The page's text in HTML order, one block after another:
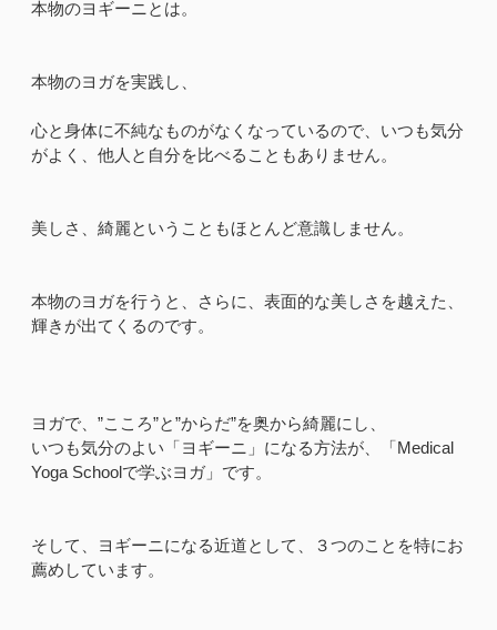
本物のヨギーニとは。
本物のヨガを実践し、
心と身体に不純なものがなくなっているので、いつも気分
がよく、他人と自分を比べることもありません。
美しさ、綺麗ということもほとんど意識しません。
本物のヨガを行うと、さらに、表面的な美しさを越えた、
輝きが出てくるのです。
ヨガで、”こころ”と”からだ”を奥から綺麗にし、
いつも気分のよい「ヨギーニ」になる方法が、「Medical
Yoga Schoolで学ぶヨガ」です。
そして、ヨギーニになる近道として、３つのことを特にお
薦めしています。